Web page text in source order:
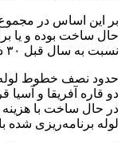
حال ساخت بوده و یا
نسبت به سال قبل ۳۰ درصد افزایش داشته است.
حدود نصف خطوط لوله
لوله برنامه‌ریزی شده با هزینه ۵۹.۸